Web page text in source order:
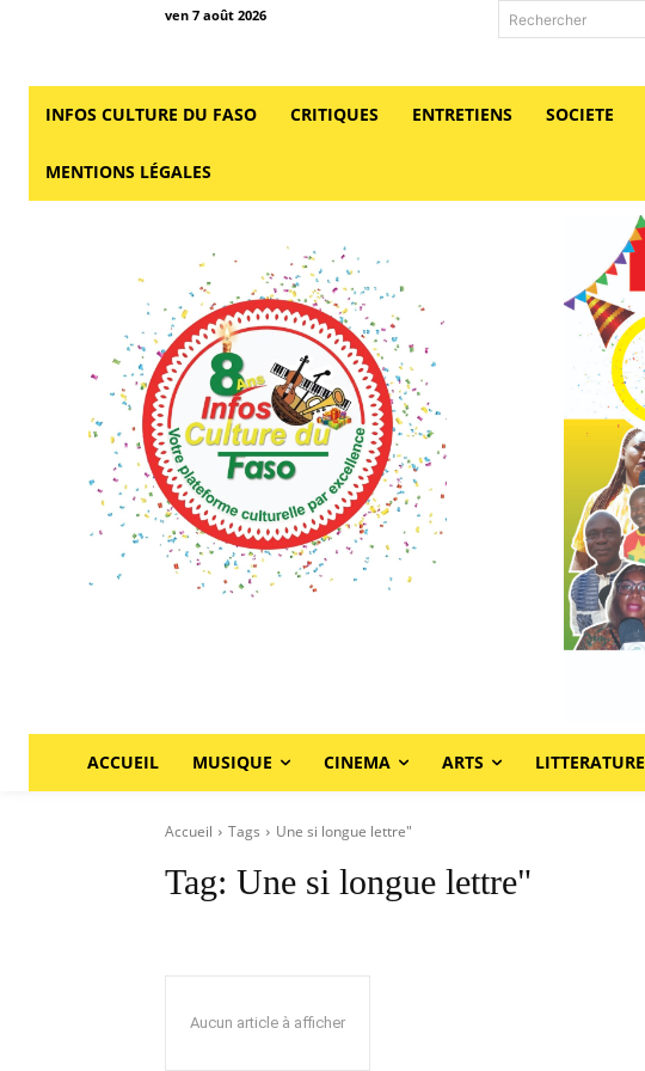
ven 7 août 2026 Rechercher
INFOS CULTURE DU FASO CRITIQUES ENTRETIENS SOCIETE
MENTIONS LÉGALES
ACCUEIL MUSIQUE CINEMA ARTS LITTERATURE
Accueil Tags Une si longue lettre"
Tag: Une si longue lettre"
Aucun article à afficher